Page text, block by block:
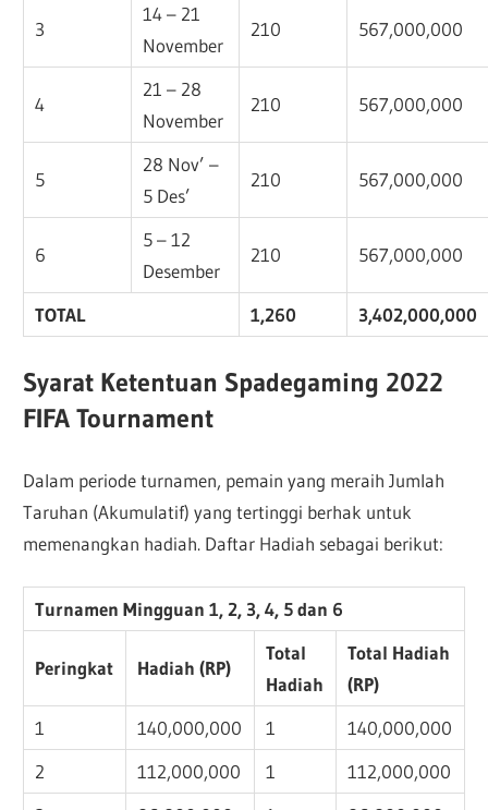
3
14 – 21
November
210 567,000,000
4
21 – 28
November
210 567,000,000
5
28 Nov’ –
5 Des’
210 567,000,000
6
5 – 12
Desember
210 567,000,000
TOTAL 1,260 3,402,000,000
Syarat Ketentuan Spadegaming 2022
FIFA Tournament
Dalam periode turnamen, pemain yang meraih Jumlah
Taruhan (Akumulatif) yang tertinggi berhak untuk
memenangkan hadiah. Daftar Hadiah sebagai berikut:
Turnamen Mingguan 1, 2, 3, 4, 5 dan 6
Peringkat Hadiah (RP)
Total
Hadiah
Total Hadiah
(RP)
1
140,000,000 1
140,000,000
2
112,000,000 1
112,000,000